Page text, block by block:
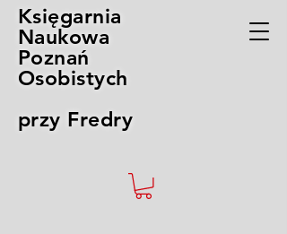
Księgarnia
Naukowa
Poznań
Osobistych
przy Fredry